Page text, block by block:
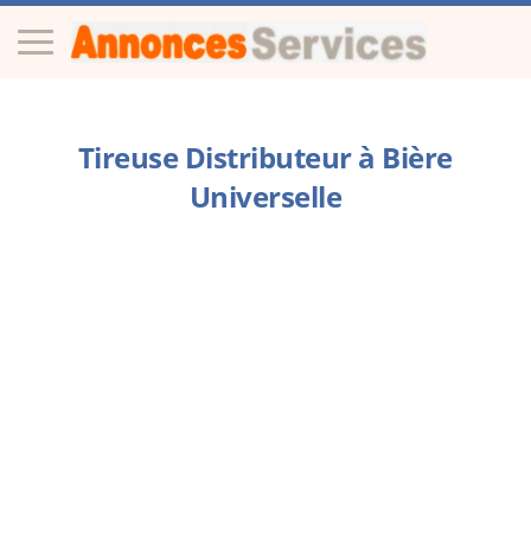
Tireuse Distributeur à Bière
Universelle